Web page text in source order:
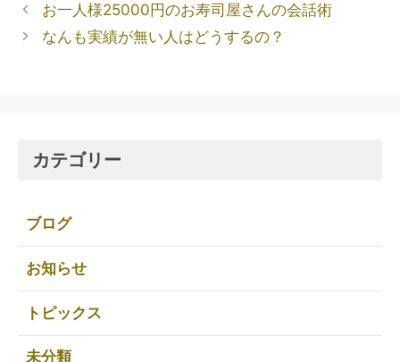
お一人様25000円のお寿司屋さんの会話術
なんも実績が無い人はどうするの？
カテゴリー
ブログ
お知らせ
トピックス
未分類